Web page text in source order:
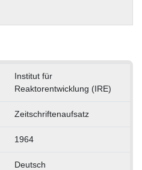
Institut für
Reaktorentwicklung (IRE)
Zeitschriftenaufsatz
1964
Deutsch